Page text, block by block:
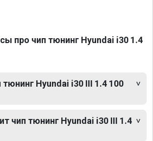
про чип тюнинг Hyundai i30 1.4
Hyundai i30 III 1.4 100
чип тюнинг Hyundai i30 III 1.4